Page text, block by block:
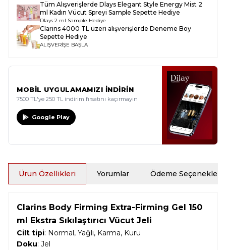
Tüm Alışverişlerde Dlays Elegant Style Energy Mist 2
ml Kadın Vücut Spreyi Sample Sepette Hediye
Dlays 2 ml Sample Hediye
Clarins 4000 TL üzeri alışverişlerde Deneme Boy
Sepette Hediye
ALIŞVERİŞE BAŞLA
MOBİL UYGULAMAMIZI İNDİRİN
7500 TL'ye 250 TL indirim fırsatını kaçırmayın
Google Play
Ürün Özellikleri Yorumlar Ödeme Seçenekleri
Clarins Body Firming Extra-Firming Gel 150
ml Ekstra Sıkılaştırıcı Vücut Jeli
Cilt tipi: Normal, Yağlı, Karma, Kuru
Doku: Jel